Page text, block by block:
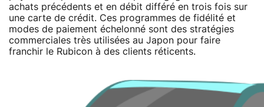
achats précédents et en débit différé en trois fois sur
une carte de crédit. Ces programmes de fidélité et
modes de paiement échelonné sont des stratégies
commerciales très utilisées au Japon pour faire
franchir le Rubicon à des clients réticents.